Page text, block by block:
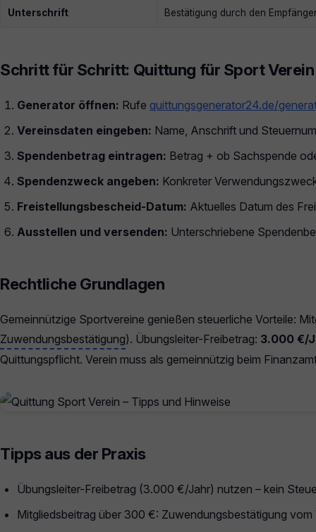
Unterschrift Bestätigung durch den
Schritt für Schritt: Quittung für Sport
Generator öffnen: Rufe quittungsgenerator24.de/
Vereinsdaten eingeben: Name, Anschrift und
Spendenbetrag eintragen: Betrag + ob Sachspende
Spendenzweck angeben: Konkreter
Freistellungsbescheid-Datum: Aktuelles Datum des
Ausstellen und versenden: Unterschriebene
Rechtliche Grundlagen
Gemeinnützige Sportvereine genießen steuerliche Vorteile:
Zuwendungsbestätigung). Übungsleiter-Freibetrag: 3.000 €/
Quittungspflicht. Verein muss als gemeinnützig beim
Tipps aus der Praxis
Übungsleiter-Freibetrag (3.000 €/Jahr) nutzen – kein
Mitgliedsbeitrag über 300 €: Zuwendungsbestätigung vom